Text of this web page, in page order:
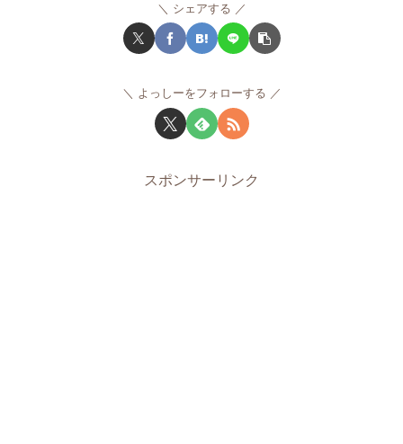
シェアする
よっしーをフォローする
スポンサーリンク